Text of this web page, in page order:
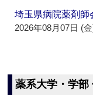
埼玉県病院薬剤
2026年08月07日 (
薬系大学・学部